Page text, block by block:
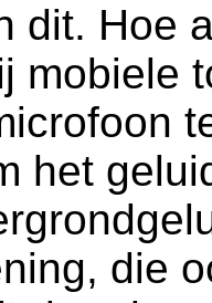
dit. Hoe
mobiele
het
die